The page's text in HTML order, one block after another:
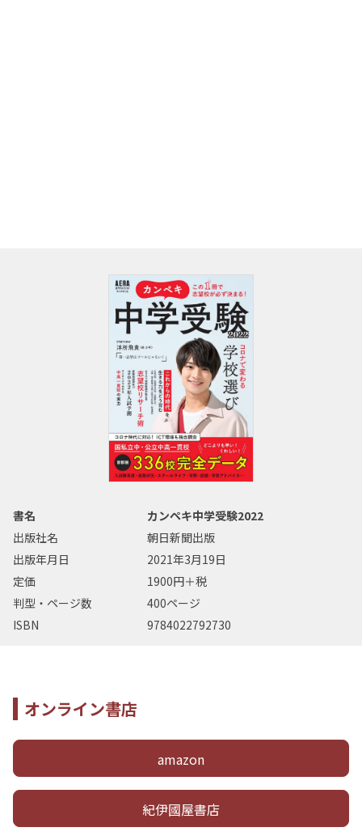
書名
カンペキ中学受験2022
出版社名
朝日新聞出版
出版年月日
2021年3月19日
定価
1900円＋税
判型・ページ数
400ページ
ISBN
9784022792730
オンライン書店
amazon
紀伊國屋書店